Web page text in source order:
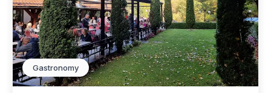
Gastronomy